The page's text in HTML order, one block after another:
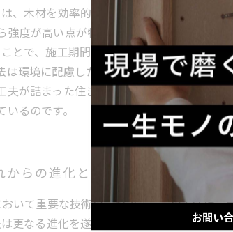
、木材を効率的に活用し、強固な構造物
強度が高い点が特徴です。完成した家は、
とで、施工期間の短縮や材料コストの削
は環境に配慮した資源の有効活用にも寄与
夫が詰まった住まいは、温かみがあり、居
るのです。
らの進化と可能性
いて重要な技術の一つです。この工法は
更なる進化を遂げています。特に、プレ
お問い